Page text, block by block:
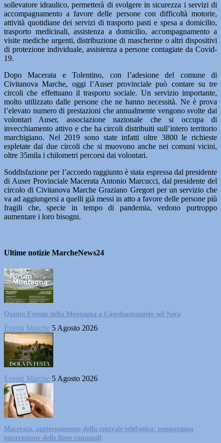
sollevatore idraulico, permetterà di svolgere in sicurezza i servizi di
accompagnamento a favore delle persone con difficoltà motorie,
attività quotidiane dei servizi di trasporto pasti e spesa a domicilio,
trasporto medicinali, assistenza a domicilio, accompagnamento a
visite mediche urgenti, distribuzione di mascherine o altri dispositivi
di protezione individuale, assistenza a persone contagiate da Covid-
19.
Dopo Macerata e Tolentino, con l’adesione del comune di
Civitanova Marche, oggi l’Auser provinciale può contare su tre
circoli che effettuano il trasporto sociale. Un servizio importante,
molto utilizzato dalle persone che ne hanno necessità. Ne è prova
l’elevato numero di prestazioni che annualmente vengono svolte dai
volontari Auser, associazione nazionale che si occupa di
invecchiamento attivo e che ha circoli distribuiti sull’intero territorio
marchigiano. Nel 2019 sono state infatti oltre 3800 le richieste
espletate dai due circoli che si muovono anche nei comuni vicini,
oltre 35mila i chilometri percorsi dai volontari.
Soddisfazione per l’accordo raggiunto è stata espressa dal presidente
di Auser Provinciale Macerata Antonio Marcucci, dal presidente del
circolo di Civitanova Marche Graziano Gregori per un servizio che
va ad aggiungersi a quelli già messi in atto a favore delle persone più
fragili che, specie in tempo di pandemia, vedono purtroppo
aumentare i loro bisogni.
Ultime notizie MarcheNews24
Quinto Forum della Montagna a Castelsantangelo sul Nera
Eventi Marche 5 Agosto 2026
Eventi Marche 5 Agosto 2026
Macerata, aggiornamento della centrale telefonica: temporanea
interruzione delle linee comunali